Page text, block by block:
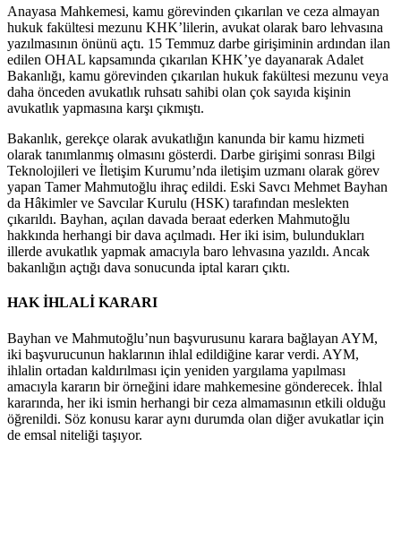
Anayasa Mahkemesi, kamu görevinden çıkarılan ve ceza almayan
hukuk fakültesi mezunu KHK’lilerin, avukat olarak baro lehvasına
yazılmasının önünü açtı. 15 Temmuz darbe girişiminin ardından ilan
edilen OHAL kapsamında çıkarılan KHK’ye dayanarak Adalet
Bakanlığı, kamu görevinden çıkarılan hukuk fakültesi mezunu veya
daha önceden avukatlık ruhsatı sahibi olan çok sayıda kişinin
avukatlık yapmasına karşı çıkmıştı.
Bakanlık, gerekçe olarak avukatlığın kanunda bir kamu hizmeti
olarak tanımlanmış olmasını gösterdi. Darbe girişimi sonrası Bilgi
Teknolojileri ve İletişim Kurumu’nda iletişim uzmanı olarak görev
yapan Tamer Mahmutoğlu ihraç edildi. Eski Savcı Mehmet Bayhan
da Hâkimler ve Savcılar Kurulu (HSK) tarafından meslekten
çıkarıldı. Bayhan, açılan davada beraat ederken Mahmutoğlu
hakkında herhangi bir dava açılmadı. Her iki isim, bulundukları
illerde avukatlık yapmak amacıyla baro lehvasına yazıldı. Ancak
bakanlığın açtığı dava sonucunda iptal kararı çıktı.
HAK İHLALİ KARARI
Bayhan ve Mahmutoğlu’nun başvurusunu karara bağlayan AYM,
iki başvurucunun haklarının ihlal edildiğine karar verdi. AYM,
ihlalin ortadan kaldırılması için yeniden yargılama yapılması
amacıyla kararın bir örneğini idare mahkemesine gönderecek. İhlal
kararında, her iki ismin herhangi bir ceza almamasının etkili olduğu
öğrenildi. Söz konusu karar aynı durumda olan diğer avukatlar için
de emsal niteliği taşıyor.